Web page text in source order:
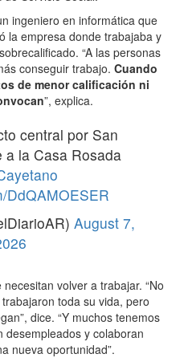
ingeniero en informática que
la empresa donde trabajaba y
“A las personas
conseguir trabajo. Cuando
de menor calificación ni
”, explica.
central por San
a la Casa Rosada
DdQAMOESER
August 7,
volver a trabajar. “No
toda su vida, pero
dice. “Y muchos tenemos
desempleados y colaboran
nueva oportunidad”.